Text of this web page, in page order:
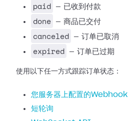
paid — 已收到付款
done — 商品已交付
canceled — 订单已取消
expired — 订单已过期
使用以下任一方式跟踪订单状态：
您服务器上配置的Webhook
短轮询